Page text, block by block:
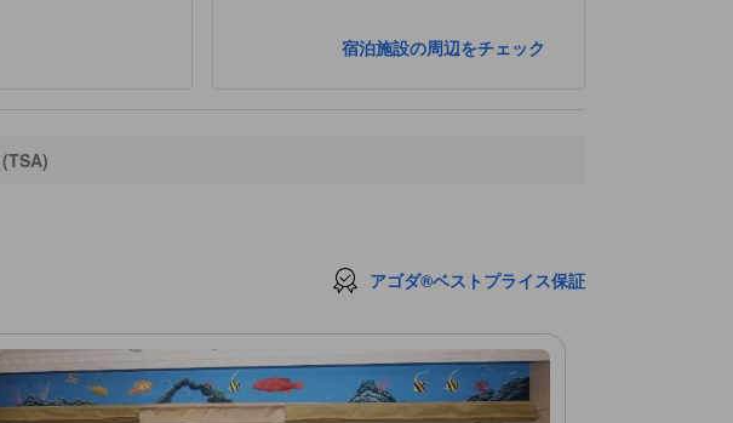
宿泊施設の周辺をチェック
アゴダ®ベストプライス保証